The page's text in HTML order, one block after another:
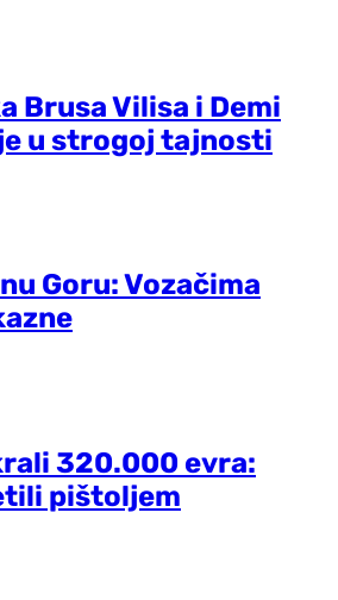
Brusa Vilisa i Demi
u strogoj tajnosti
Goru: Vozačima
320.000 evra:
pištoljem